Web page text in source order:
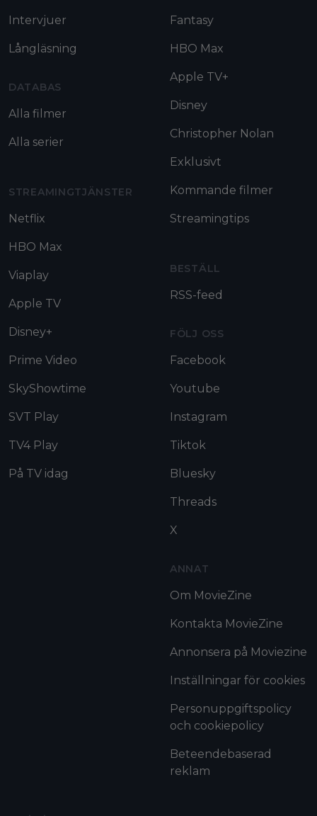
Intervjuer
Långläsning
DATABAS
Alla filmer
Alla serier
STREAMINGTJÄNSTER
Netflix
HBO Max
Viaplay
Apple TV
Disney+
Prime Video
SkyShowtime
SVT Play
TV4 Play
På TV idag
Fantasy
HBO Max
Apple TV+
Disney
Christopher Nolan
Exklusivt
Kommande filmer
Streamingtips
BESTÄLL
RSS-feed
FÖLJ OSS
Facebook
Youtube
Instagram
Tiktok
Bluesky
Threads
X
ANNAT
Om MovieZine
Kontakta MovieZine
Annonsera på Moviezine
Inställningar för cookies
Personuppgiftspolicy
och cookiepolicy
Beteendebaserad
reklam